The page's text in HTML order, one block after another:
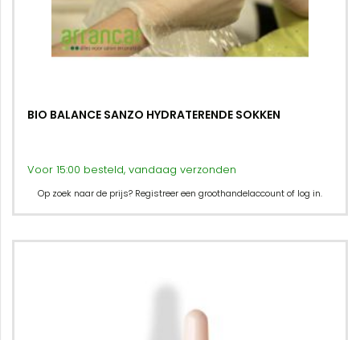
BIO BALANCE SANZO HYDRATERENDE SOKKEN
Voor 15:00 besteld, vandaag verzonden
Op zoek naar de prijs? Registreer een groothandelaccount of log in.